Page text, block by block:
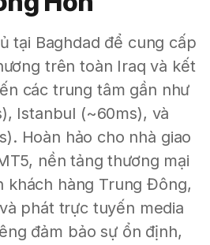
tại Baghdad để cung cấp
trên toàn Iraq và kết
các trung tâm gần như
Istanbul (~60ms), và
Hoàn hảo cho nhà giao
nền tảng thương mại
khách hàng Trung Đông,
phát trực tuyến media
đảm bảo sự ổn định,